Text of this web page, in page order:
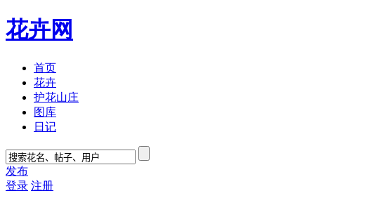
花卉网
首页
花卉
护花山庄
图库
日记
发布
登录 注册